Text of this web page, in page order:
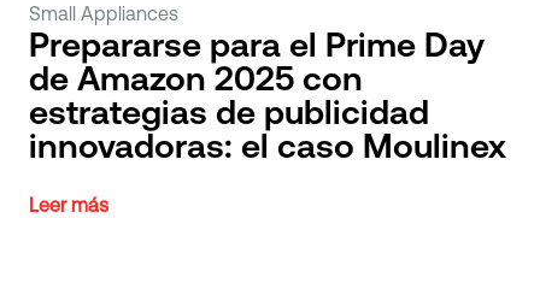
Small Appliances
Prepararse para el Prime Day
de Amazon 2025 con
estrategias de publicidad
innovadoras: el caso Moulinex
Leer más